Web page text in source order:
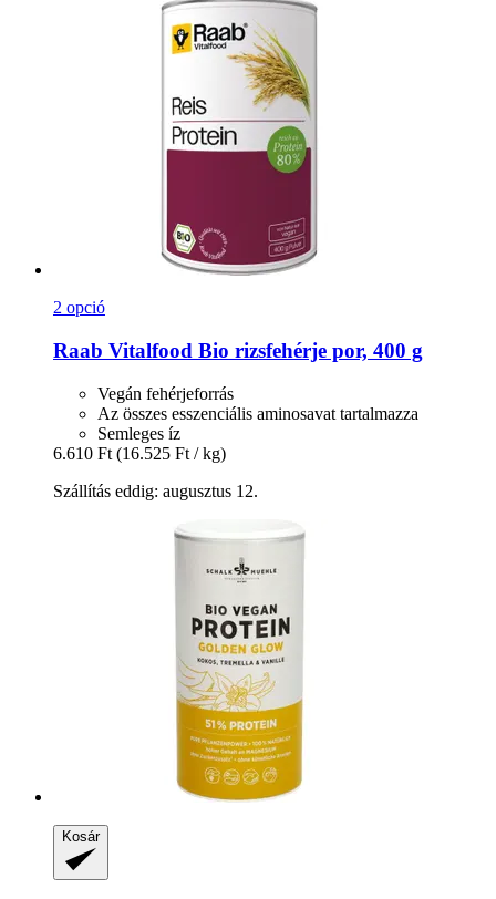
2 opció
Raab Vitalfood Bio rizsfehérje por, 400 g
Vegán fehérjeforrás
Az összes esszenciális aminosavat tartalmazza
Semleges íz
6.610 Ft (16.525 Ft / kg)
Szállítás eddig: augusztus 12.
Kosár